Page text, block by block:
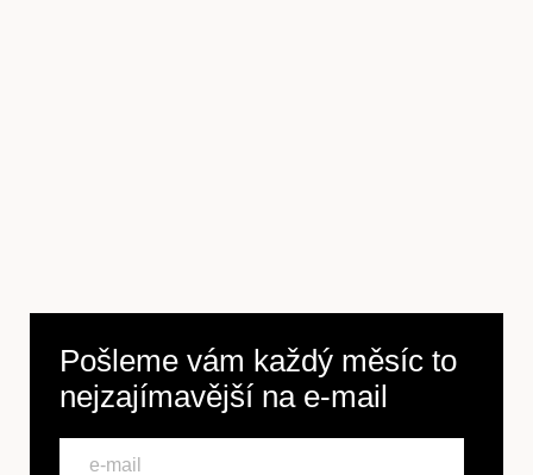
Pošleme vám každý měsíc to
nejzajímavější na e-mail